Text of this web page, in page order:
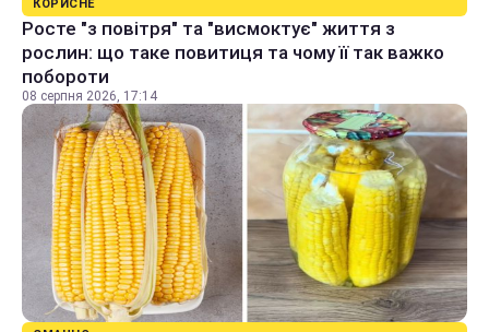
КОРИСНЕ
Росте "з повітря" та "висмоктує" життя з
рослин: що таке повитиця та чому її так важко
побороти
08 серпня 2026, 17:14